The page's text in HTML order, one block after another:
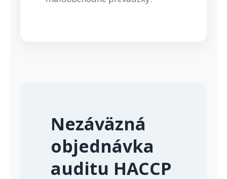
Nezáväzná
objednávka
auditu HACCP